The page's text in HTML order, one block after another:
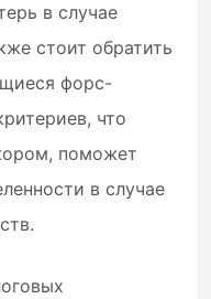
в случае
стоит обратить
форс-
что
поможет
в случае